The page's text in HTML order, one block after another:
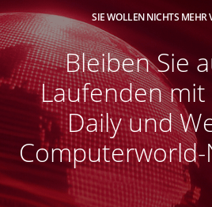
SIE WOLLEN NICHTS MEHR
Bleiben Sie
Laufenden
Daily und